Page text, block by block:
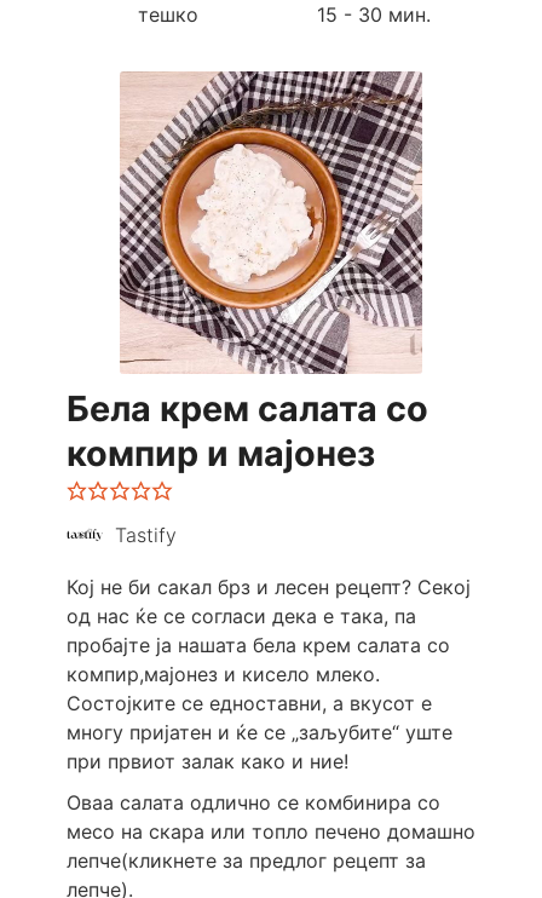
тешко
15 - 30 мин.
Бела крем салата со
компир и мајонез
Tastify
Кој не би сакал брз и лесен рецепт? Секој
од нас ќе се согласи дека е така, па
пробајте ја нашата бела крем салата со
компир,мајонез и кисело млеко.
Состојките се едноставни, а вкусот е
многу пријатен и ќе се „заљубите“ уште
при првиот залак како и ние!
Оваа салата одлично се комбинира со
месо на скара или топло печено домашно
лепче(кликнете за предлог рецепт за
лепче).